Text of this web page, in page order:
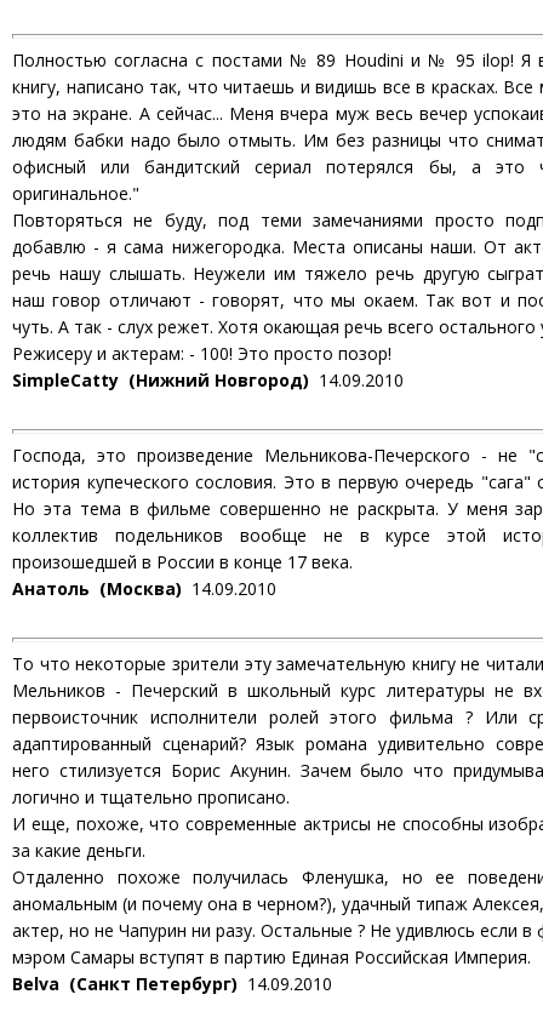
Полностью согласна с постами № 89 Houdini и № 95 ilop!
книгу, написано так, что читаешь и видишь все в красках.
это на экране. А сейчас... Меня вчера муж весь вечер
людям бабки надо было отмыть. Им без разницы что
офисный или бандитский сериал потерялся бы, а это
оригинальное."
Повторяться не буду, под теми замечаниями просто
добавлю - я сама нижегородка. Места описаны наши. От
речь нашу слышать. Неужели им тяжело речь другую
наш говор отличают - говорят, что мы окаем. Так вот и
чуть. А так - слух режет. Хотя окающая речь всего остального
Режисеру и актерам: - 100! Это просто позор!
SimpleCatty (Нижний Новгород) 14.09.2010
Господа, это произведение Мельникова-Печерского - не
история купеческого сословия. Это в первую очередь "сага"
Но эта тема в фильме совершенно не раскрыта. У меня
коллектив подельников вообще не в курсе этой
произошедшей в России в конце 17 века.
Анатоль (Москва) 14.09.2010
То что некоторые зрители эту замечательную книгу не
Мельников - Печерский в школьный курс литературы не
первоисточник исполнители ролей этого фильма ? Или
адаптированный сценарий? Язык романа удивительно
него стилизуется Борис Акунин. Зачем было что
логично и тщательно прописано.
И еще, похоже, что современные актрисы не способны
за какие деньги.
Отдаленно похоже получилась Фленушка, но ее
аномальным (и почему она в черном?), удачный типаж
актер, но не Чапурин ни разу. Остальные ? Не удивлюсь если в
мэром Самары вступят в партию Единая Российская Империя.
Belva (Санкт Петербург) 14.09.2010